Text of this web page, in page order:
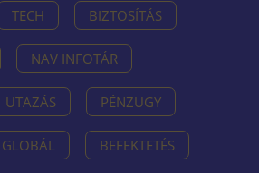
TECH BIZTOSÍTÁS
NAV INFOTÁR
UTAZÁS PÉNZÜGY
GLOBÁL BEFEKTETÉS